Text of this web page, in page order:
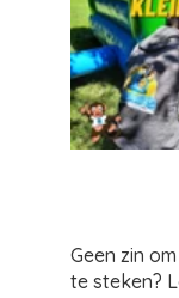
Geen zin
te steken?